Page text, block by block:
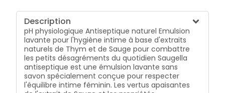
Description
pH physiologique Antiseptique naturel Emulsion
lavante pour l'hygiène intime à base d'extraits
naturels de Thym et de Sauge pour combattre
les petits désagréments du quotidien Saugella
antiseptique est une émulsion lavante sans
savon spécialement conçue pour respecter
l'équilibre intime féminin. Les vertus apaisantes